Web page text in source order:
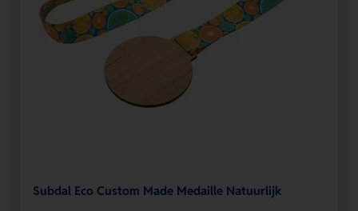
Subdal Eco Custom Made Medaille Natuurlijk